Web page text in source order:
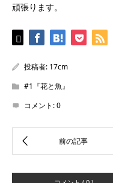
頑張ります。
投稿者: 17cm
#1『花と魚』
コメント:0